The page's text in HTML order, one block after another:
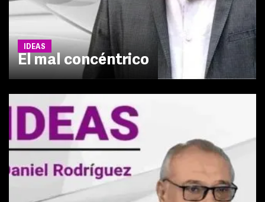
IDEAS
El mal concéntrico